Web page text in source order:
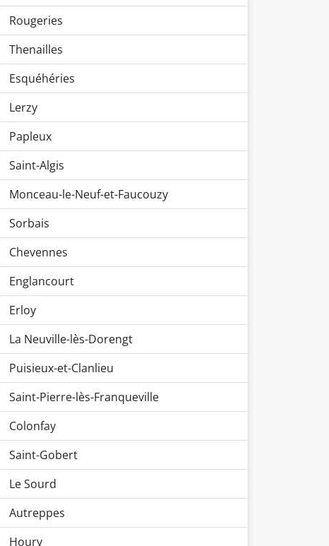
Rougeries
Thenailles
Esquéhéries
Lerzy
Papleux
Saint-Algis
Monceau-le-Neuf-et-Faucouzy
Sorbais
Chevennes
Englancourt
Erloy
La Neuville-lès-Dorengt
Puisieux-et-Clanlieu
Saint-Pierre-lès-Franqueville
Colonfay
Saint-Gobert
Le Sourd
Autreppes
Houry